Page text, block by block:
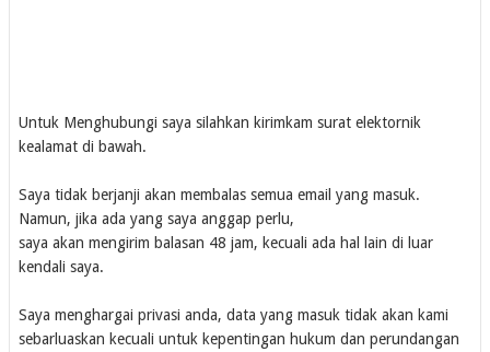
Untuk Menghubungi saya silahkan kirimkam surat elektornik
kealamat di bawah.
Saya tidak berjanji akan membalas semua email yang masuk.
Namun, jika ada yang saya anggap perlu,
saya akan mengirim balasan 48 jam, kecuali ada hal lain di luar
kendali saya.
Saya menghargai privasi anda, data yang masuk tidak akan kami
sebarluaskan kecuali untuk kepentingan hukum dan perundangan